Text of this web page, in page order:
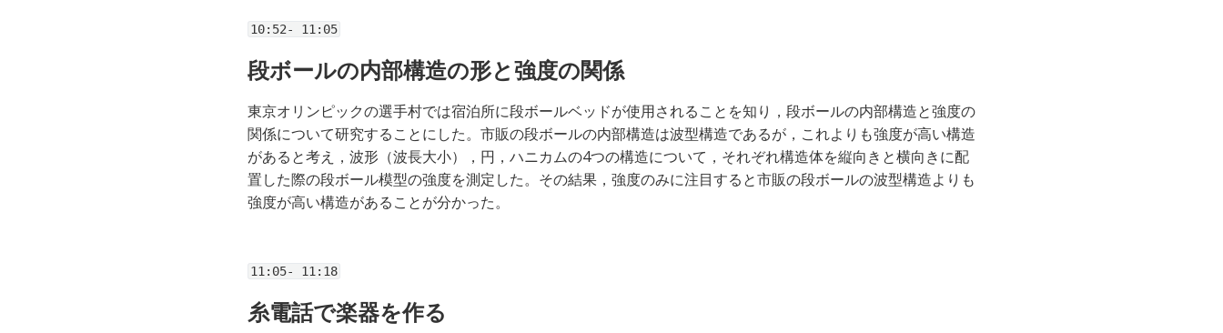
10:52- 11:05
段ボールの内部構造の形と強度の関係
東京オリンピックの選手村では宿泊所に段ボールベッドが使用されることを知り，段ボールの内部構造と強度の
関係について研究することにした。市販の段ボールの内部構造は波型構造であるが，これよりも強度が高い構造
があると考え，波形（波長大小），円，ハニカムの4つの構造について，それぞれ構造体を縦向きと横向きに配
置した際の段ボール模型の強度を測定した。その結果，強度のみに注目すると市販の段ボールの波型構造よりも
強度が高い構造があることが分かった。
11:05- 11:18
糸電話で楽器を作る